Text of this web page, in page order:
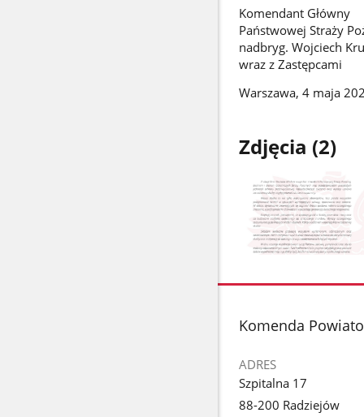
Komendant Główny
Państwowej Straży
nadbryg. Wojciech
wraz z Zastępcami
Warszawa, 4 maja
Zdjęcia (2)
zdjęcie
galerii.
stopka
Komenda
ADRES
Szpitalna 17
88-200 Radziejów